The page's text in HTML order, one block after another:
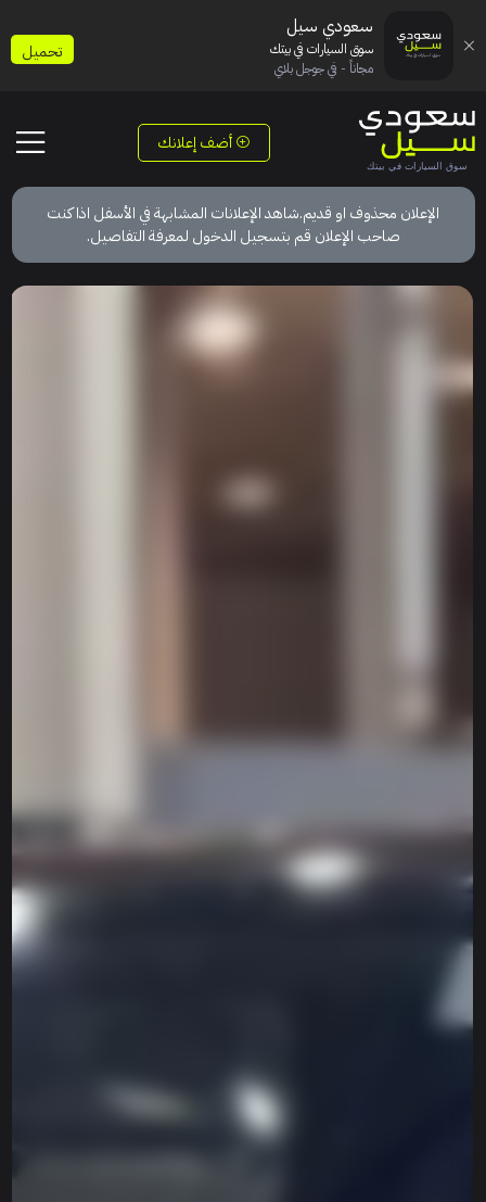
أضف إعلانك
الإعلان محذوف او قديم.شاهد الإعلانات المشابهة في الأسفل اذا كنت
صاحب الإعلان قم بتسجيل الدخول لمعرفة التفاصيل.
سعودي سيل
سوق السيارات في بيتك
مجاناً - في جوجل بلاي
تحميل